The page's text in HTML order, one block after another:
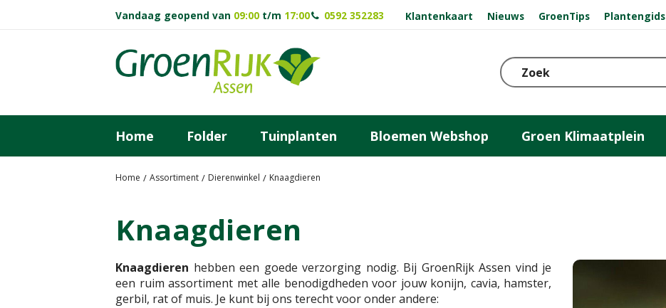
Home Assortiment Dierenwinkel Knaagdieren
Vandaag geopend van 09:00 t/m 17:00 0592 352283 Klantenkaart Nieuws GroenTips Plantengids
Home Folder Tuinplanten Bloemen Webshop Groen Klimaatplein
Knaagdieren
Knaagdieren hebben een goede verzorging nodig. Bij GroenRijk Assen vind je
een ruim assortiment met alle benodigdheden voor jouw konijn, cavia, hamster,
gerbil, rat of muis. Je kunt bij ons terecht voor onder andere: